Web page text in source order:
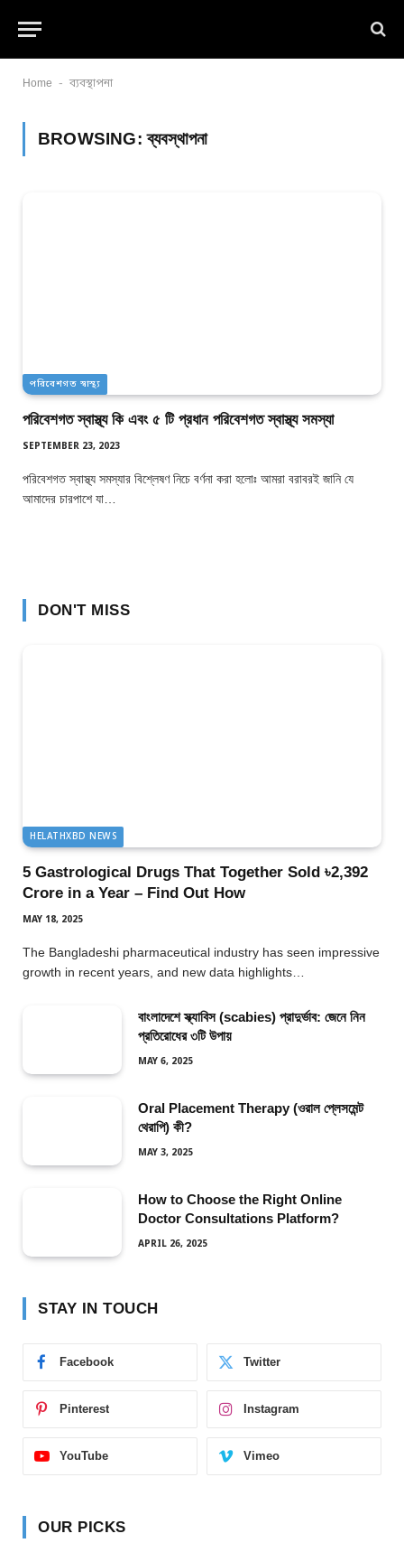
Home - ব্যবস্থাপনা
BROWSING:ব্যবস্থাপনা
পরিবেশগত স্বাস্থ্য
পরিবেশগত স্বাস্থ্য কি এবং ৫ টি প্রধান পরিবেশগত স্বাস্থ্য সমস্যা
SEPTEMBER 23, 2023
পরিবেশগত স্বাস্থ্য সমস্যার বিশ্লেষণ নিচে বর্ণনা করা হলোঃ আমরা বরাবরই জানি যে
আমাদের চারপাশে যা…
DON'T MISS
HELATHXBD NEWS
5 Gastrological Drugs That Together Sold ৳2,392
Crore in a Year – Find Out How
MAY 18, 2025
The Bangladeshi pharmaceutical industry has seen impressive
growth in recent years, and new data highlights…
বাংলাদেশে স্ক্যাবিস (scabies) প্রাদুর্ভাব: জেনে নিন
প্রতিরোধের ৩টি উপায়
MAY 6, 2025
Oral Placement Therapy (ওরাল প্লেসমেন্ট
থেরাপি) কী?
MAY 3, 2025
How to Choose the Right Online
Doctor Consultations Platform?
APRIL 26, 2025
STAY IN TOUCH
Facebook Twitter
Pinterest Instagram
YouTube Vimeo
OUR PICKS